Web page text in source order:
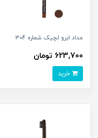
مداد ابرو لچیک شماره 304
623,700 تومان